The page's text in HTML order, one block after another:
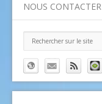
NOUS CONTACTER